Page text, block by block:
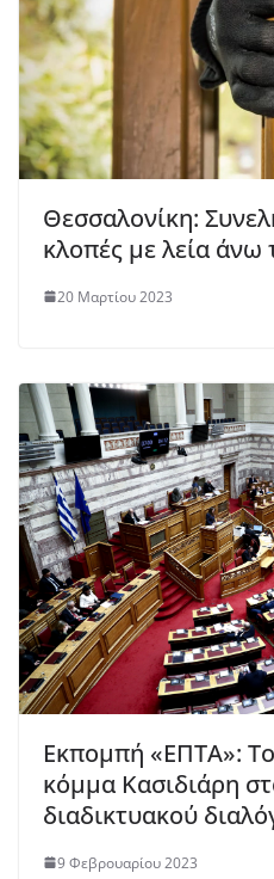
Θεσσαλονίκη:
κλοπές με λεία
20 Μαρτίου 2023
Εκπομπή «ΕΠΤΑ»:
κόμμα Κασιδιάρη
διαδικτυακού
9 Φεβρουαρίου 2023